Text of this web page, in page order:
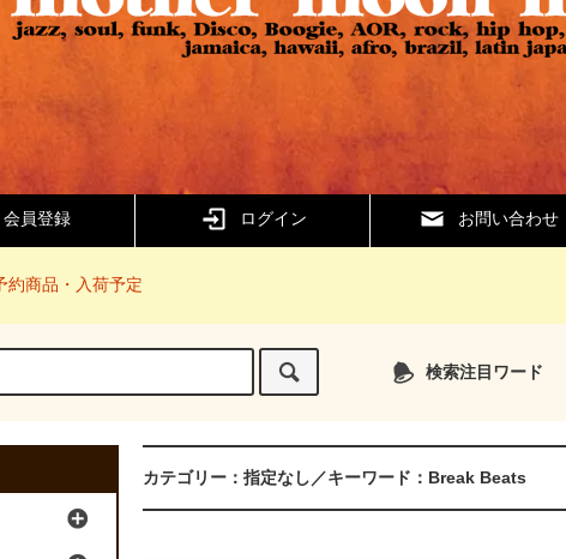
会員登録 ログイン お問い合わせ
約商品・入荷予定
検索注目ワード
カテゴリー：指定なし／キーワード：Break Beats